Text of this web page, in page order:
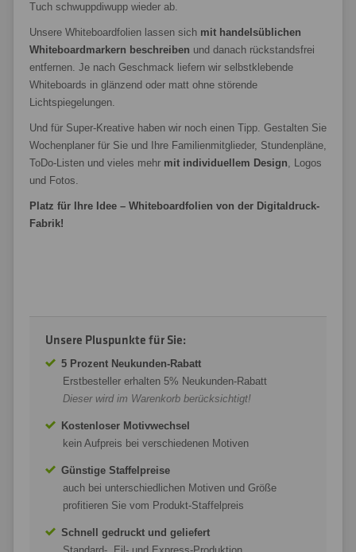
Tuch schwuppdiwupp wieder ab.
Unsere Whiteboardfolien lassen sich mit handelsüblichen
Whiteboardmarkern beschreiben und danach rückstandsfrei
entfernen. Je nach Geschmack liefern wir selbstklebende
Whiteboards in glänzend oder matt ohne störende
Lichtspiegelungen.
Und für Super-Kreative haben wir noch einen Tipp. Gestalten Sie
Wochenplaner für Sie und Ihre Familienmitglieder, Stundenpläne,
ToDo-Listen und vieles mehr mit individuellem Design, Logos
und Fotos.
Platz für Ihre Idee – Whiteboardfolien von der Digitaldruck-
Fabrik!
Unsere Pluspunkte für Sie:
5 Prozent Neukunden-Rabatt
Erstbesteller erhalten 5% Neukunden-Rabatt
Dieser wird im Warenkorb berücksichtigt!
Kostenloser Motivwechsel
kein Aufpreis bei verschiedenen Motiven
Günstige Staffelpreise
auch bei unterschiedlichen Motiven und Größe
profitieren Sie vom Produkt-Staffelpreis
Schnell gedruckt und geliefert